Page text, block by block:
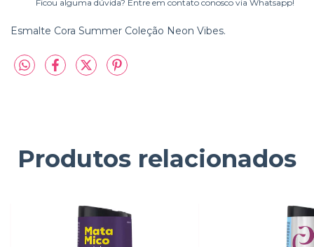
Ficou alguma dúvida? Entre em contato conosco via Whatsapp!
Esmalte Cora Summer Coleção Neon Vibes.
Produtos relacionados